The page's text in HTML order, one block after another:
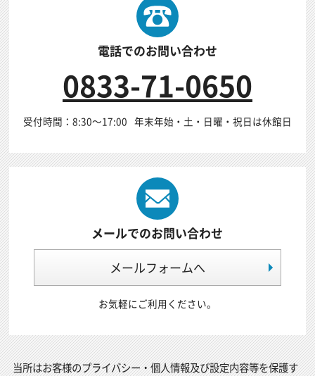
電話でのお問い合わせ
0833-71-0650
受付時間：8:30～17:00 年末年始・土・日曜・祝日は休館日
メールでのお問い合わせ
メールフォームへ
お気軽にご利用ください。
当所はお客様のプライバシー・個人情報及び設定内容等を保護す